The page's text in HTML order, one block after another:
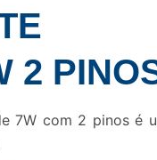
2
7W com 2 pinos é